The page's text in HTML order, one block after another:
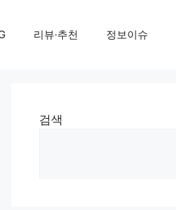
리뷰·추천 정보이슈
검색